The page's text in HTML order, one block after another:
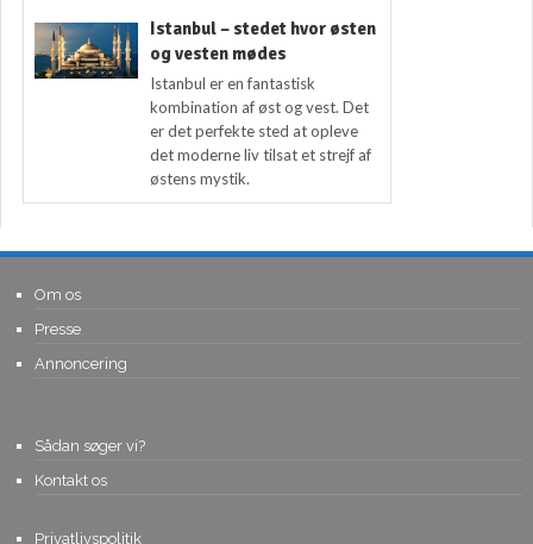
Istanbul – stedet hvor østen
og vesten mødes
Istanbul er en fantastisk
kombination af øst og vest. Det
er det perfekte sted at opleve
det moderne liv tilsat et strejf af
østens mystik.
Om os
Presse
Annoncering
Sådan søger vi?
Kontakt os
Privatlivspolitik